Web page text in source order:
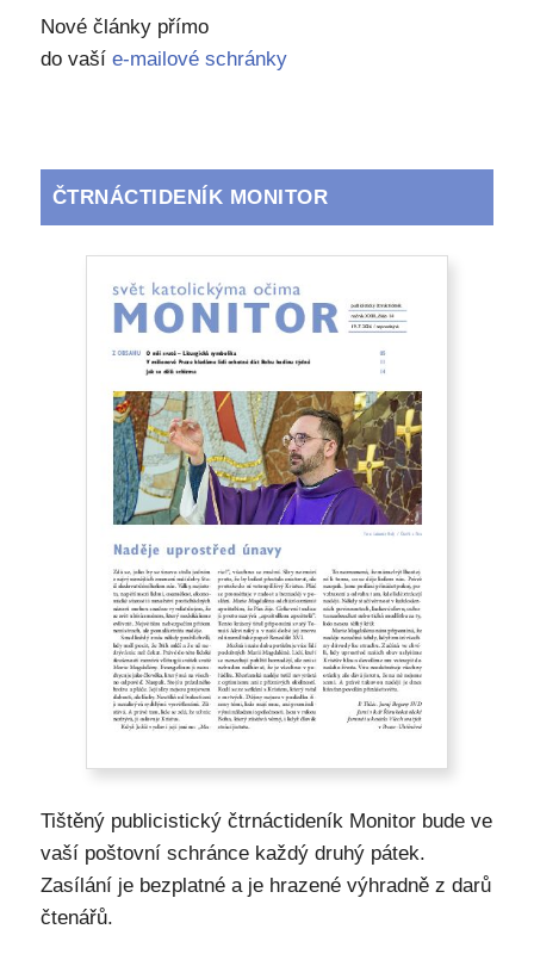
Nové články přímo
do vaší e-mailové schránky
ČTRNÁCTIDENÍK MONITOR
Tištěný publicistický čtrnáctideník Monitor bude ve
vaší poštovní schránce každý druhý pátek.
Zasílání je bezplatné a je hrazené výhradně z darů
čtenářů.